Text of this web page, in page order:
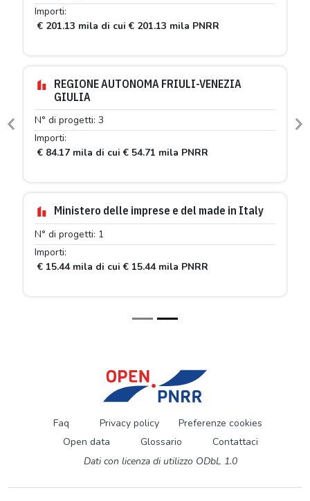
Importi:
€ 201.13 mila di cui € 201.13 mila PNRR
REGIONE AUTONOMA FRIULI-VENEZIA
GIULIA
N° di progetti: 3
Importi:
€ 84.17 mila di cui € 54.71 mila PNRR
Ministero delle imprese e del made in Italy
N° di progetti: 1
Importi:
€ 15.44 mila di cui € 15.44 mila PNRR
Previous
Faq Privacy policy
Preferenze cookies
Open data
Glossario
Contattaci
Dati con licenza di utilizzo ODbL 1.0